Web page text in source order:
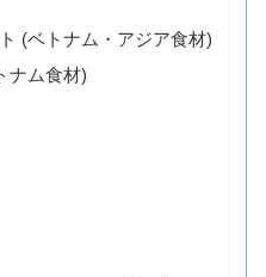
(ベトナム・アジア食材)
ナム食材)